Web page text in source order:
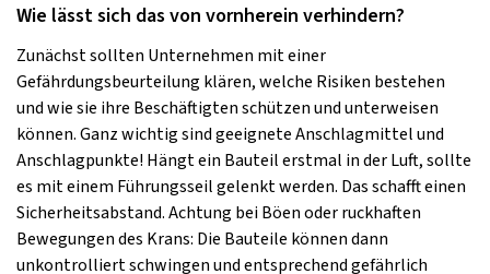
Wie lässt sich das von vornherein verhindern?
Zunächst sollten Unternehmen mit einer
Gefährdungsbeurteilung klären, welche Risiken bestehen
und wie sie ihre Beschäftigten schützen und unterweisen
können. Ganz wichtig sind geeignete Anschlagmittel und
Anschlagpunkte! Hängt ein Bauteil erstmal in der Luft, sollte
es mit einem Führungsseil gelenkt werden. Das schafft einen
Sicherheitsabstand. Achtung bei Böen oder ruckhaften
Bewegungen des Krans: Die Bauteile können dann
unkontrolliert schwingen und entsprechend gefährlich